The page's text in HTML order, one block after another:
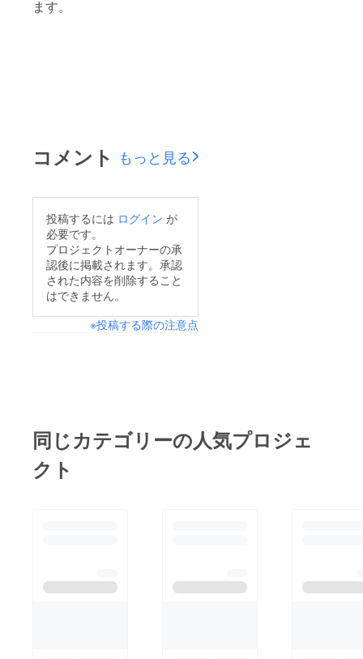
ます。
コメント もっと見る
投稿するには ログイン が
必要です。
プロジェクトオーナーの承
認後に掲載されます。承認
された内容を削除すること
はできません。
※投稿する際の注意点
同じカテゴリーの人気プロジェ
クト